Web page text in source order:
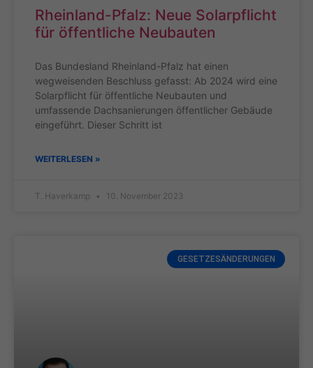
Rheinland-Pfalz: Neue Solarpflicht
für öffentliche Neubauten
Das Bundesland Rheinland-Pfalz hat einen
wegweisenden Beschluss gefasst: Ab 2024 wird eine
Solarpflicht für öffentliche Neubauten und
umfassende Dachsanierungen öffentlicher Gebäude
eingeführt. Dieser Schritt ist
WEITERLESEN »
T. Haverkamp 10. November 2023
GESETZESÄNDERUNGEN